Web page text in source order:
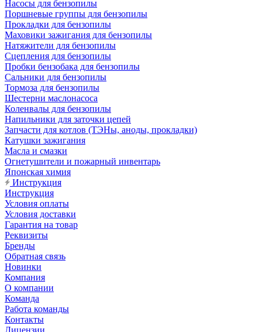
Насосы для бензопилы
Поршневые группы для бензопилы
Прокладки для бензопилы
Маховики зажигания для бензопилы
Натяжители для бензопилы
Сцепления для бензопилы
Пробки бензобака для бензопилы
Сальники для бензопилы
Тормоза для бензопилы
Шестерни маслонасоса
Коленвалы для бензопилы
Напильники для заточки цепей
Запчасти для котлов (ТЭНы, аноды, прокладки)
Катушки зажигания
Масла и смазки
Огнетушители и пожарный инвентарь
Японская химия
Инструкция
Инструкция
Условия оплаты
Условия доставки
Гарантия на товар
Реквизиты
Бренды
Обратная связь
Новинки
Компания
О компании
Команда
Работа команды
Контакты
Лицензии